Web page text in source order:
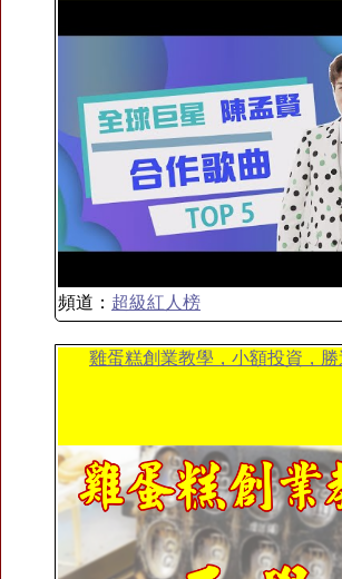
頻道： 超級紅人榜
雞蛋糕創業教學，小額投資，